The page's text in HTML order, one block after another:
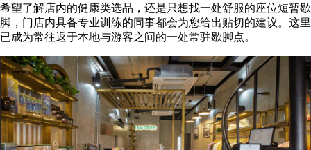
希望了解店内的健康类选品，还是只想找一处舒服的座位短暂歇
脚，门店内具备专业训练的同事都会为您给出贴切的建议。这里
已成为常往返于本地与游客之间的一处常驻歇脚点。